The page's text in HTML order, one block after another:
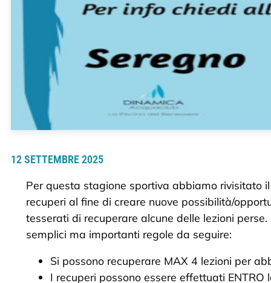
12 SETTEMBRE 2025
Per questa stagione sportiva abbiamo rivisitato
recuperi al fine di creare nuove possibilità/
tesserati di recuperare alcune delle lezioni perse.
semplici ma importanti regole da seguire:
Si possono recuperare MAX 4 lezioni per
I recuperi possono essere effettuati ENTRO